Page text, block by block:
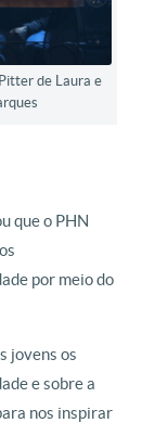
de Laura e
que o PHN
por meio do
jovens os
e sobre a
nos inspirar